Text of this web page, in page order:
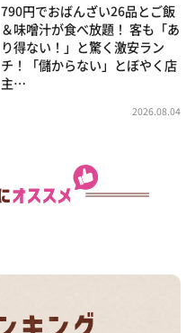
790円でおばんざい26品とご飯
＆味噌汁が食べ放題！ 客も「あ
り得ない！」と驚く激安ラン
チ！「儲からない」とぼやく店
主…
2026.08.04